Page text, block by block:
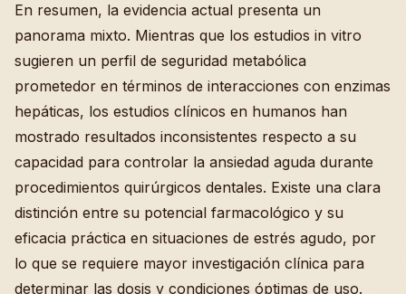
En resumen, la evidencia actual presenta un
panorama mixto. Mientras que los estudios in vitro
sugieren un perfil de seguridad metabólica
prometedor en términos de interacciones con enzimas
hepáticas, los estudios clínicos en humanos han
mostrado resultados inconsistentes respecto a su
capacidad para controlar la ansiedad aguda durante
procedimientos quirúrgicos dentales. Existe una clara
distinción entre su potencial farmacológico y su
eficacia práctica en situaciones de estrés agudo, por
lo que se requiere mayor investigación clínica para
determinar las dosis y condiciones óptimas de uso.